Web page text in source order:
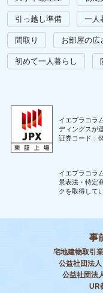
引っ越し準備 一人
間取り お部屋の広
初めて一人暮らし
イエプラコラ
ディングスが
証券コード：
イエプラコラ
景表法・特定
クを取得して
事
宅地建物取引
公益社団法
公益社団法
UR